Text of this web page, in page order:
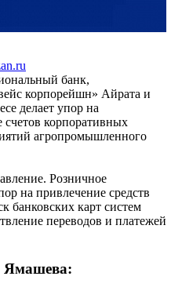
банк,
корпорейшн» Айрата и
делает упор на
корпоративных
агропромышленного
Розничное
на привлечение средств
банковских карт систем
переводов и платежей
потребительские и
Ямашева: